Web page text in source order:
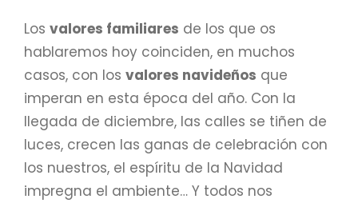
Los valores familiares de los que os
hablaremos hoy coinciden, en muchos
casos, con los valores navideños que
imperan en esta época del año. Con la
llegada de diciembre, las calles se tiñen de
luces, crecen las ganas de celebración con
los nuestros, el espíritu de la Navidad
impregna el ambiente… Y todos nos